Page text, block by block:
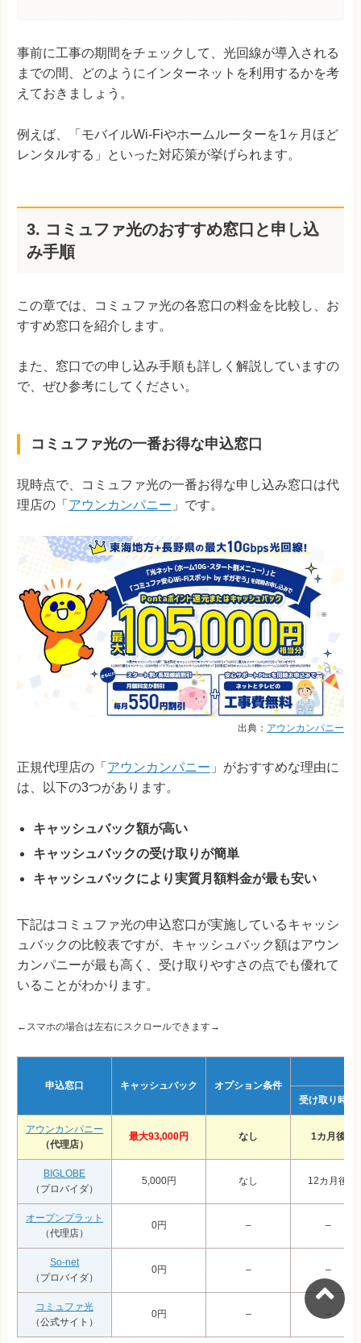
事前に工事の期間をチェックして、光回線が導入される
までの間、どのようにインターネットを利用するかを考
えておきましょう。
例えば、「モバイルWi-Fiやホームルーターを1ヶ月ほど
レンタルする」といった対応策が挙げられます。
3. コミュファ光のおすすめ窓口と申し込
み手順
この章では、コミュファ光の各窓口の料金を比較し、お
すすめ窓口を紹介します。
また、窓口での申し込み手順も詳しく解説していますの
で、ぜひ参考にしてください。
コミュファ光の一番お得な申込窓口
現時点で、コミュファ光の一番お得な申し込み窓口は代
理店の「 アウンカンパニー 」です。
出典： アウンカンパニー
正規代理店の「 アウンカンパニー 」がおすすめな理由に
は、以下の3つがあります。
キャッシュバック額が高い
キャッシュバックの受け取りが簡単
キャッシュバックにより実質月額料金が最も安い
下記はコミュファ光の申込窓口が実施しているキャッシ
ュバックの比較表ですが、キャッシュバック額はアウン
カンパニーが最も高く、受け取りやすさの点でも優れて
いることがわかります。
←スマホの場合は左右にスクロールできます→
申込窓口 キャッシュバック オプション条件
受け取り時期
アウンカンパニー
（代理店）
最大93,000円 なし 1カ月後
BIGLOBE
（プロバイダ）
5,000円 なし 12カ月後
オープンプラット
（代理店）
0円 – –
So-net
（プロバイダ）
0円 – –
コミュファ光
（公式サイト）
0円 – –